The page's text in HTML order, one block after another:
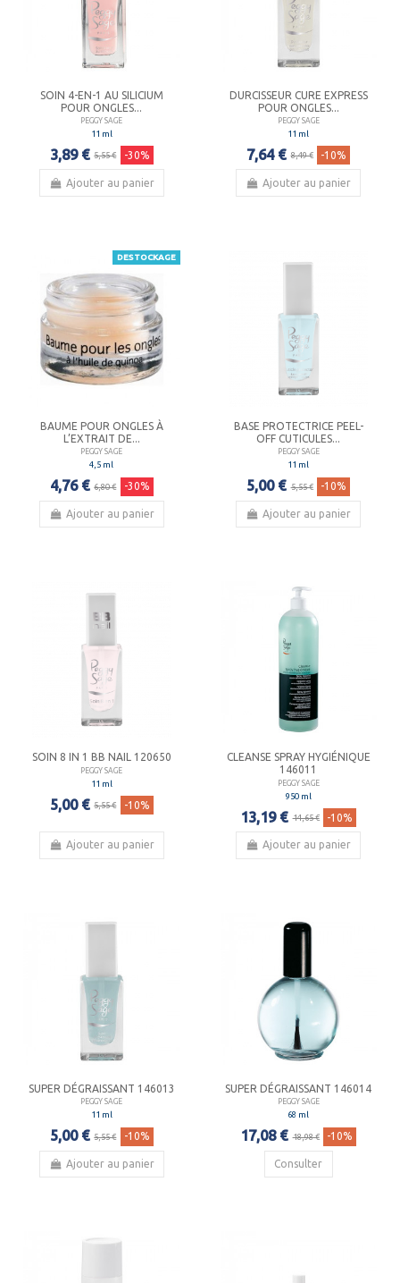
SOIN 4-EN-1 AU SILICIUM
POUR ONGLES...
PEGGY SAGE
11 ml
3,89 € 5,55 € -30%
Ajouter au panier
DURCISSEUR CURE EXPRESS
POUR ONGLES...
PEGGY SAGE
11 ml
7,64 € 8,49 € -10%
Ajouter au panier
DESTOCKAGE
BAUME POUR ONGLES À
L’EXTRAIT DE...
PEGGY SAGE
4,5 ml
4,76 € 6,80 € -30%
Ajouter au panier
BASE PROTECTRICE PEEL-
OFF CUTICULES...
PEGGY SAGE
11 ml
5,00 € 5,55 € -10%
Ajouter au panier
SOIN 8 IN 1 BB NAIL 120650
PEGGY SAGE
11 ml
5,00 € 5,55 € -10%
Ajouter au panier
CLEANSE SPRAY HYGIÉNIQUE
146011
PEGGY SAGE
950 ml
13,19 € 14,65 € -10%
Ajouter au panier
SUPER DÉGRAISSANT 146013
PEGGY SAGE
11 ml
5,00 € 5,55 € -10%
Ajouter au panier
SUPER DÉGRAISSANT 146014
PEGGY SAGE
68 ml
17,08 € 18,98 € -10%
Consulter